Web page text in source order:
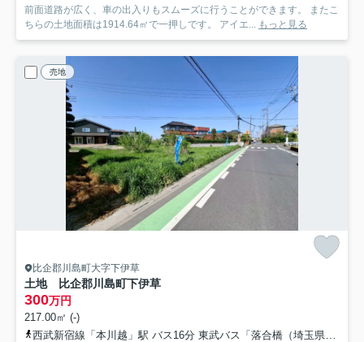
前面道路が広く、車の出入りもスムーズに行うことができます。 またこ
ちらの土地面積は1914.64㎡で一押しです。 アイエ...
もっと見る
売地
比企郡川島町大字下伊草
土地 比企郡川島町下伊草
300万円
217.00㎡ (-)
西武新宿線「本川越」駅 バス16分 東武バス「落合橋（埼玉県）」 停歩5分